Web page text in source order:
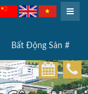
Bất Động Sản #